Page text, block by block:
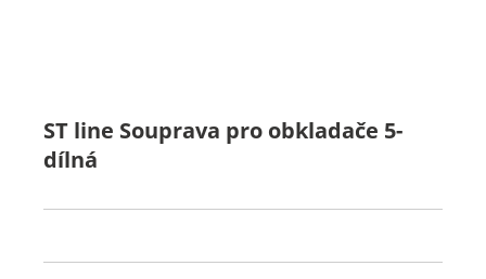
ST line Souprava pro obkladače 5-
dílná